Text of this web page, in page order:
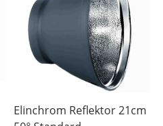
Elinchrom Reflektor 21cm